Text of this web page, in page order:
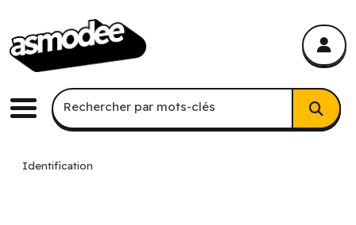
Menu
Recherche par mots-clés
Rechercher par mots-clés
Identification